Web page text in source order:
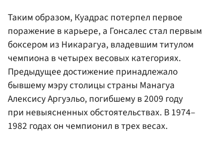
Таким образом, Куадрас потерпел первое
поражение в карьере, а Гонсалес стал первым
боксером из Никарагуа, владевшим титулом
чемпиона в четырех весовых категориях.
Предыдущее достижение принадлежало
бывшему мэру столицы страны Манагуа
Алексису Аргуэльо, погибшему в 2009 году
при невыясненных обстоятельствах. В 1974–
1982 годах он чемпионил в трех весах.